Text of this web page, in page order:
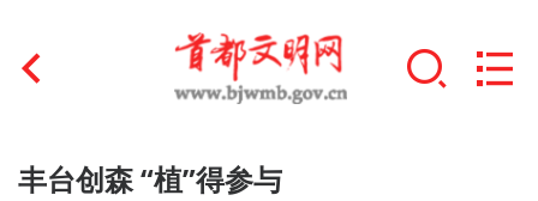
首页
丰台创森 “植”得参与